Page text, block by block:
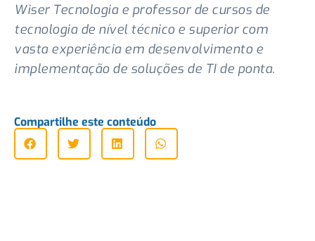
Wiser Tecnologia e professor de cursos de
tecnologia de nível técnico e superior com
vasta experiência em desenvolvimento e
implementação de soluções de TI de ponta.
Compartilhe este conteúdo